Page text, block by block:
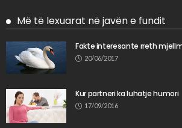
Më të lexuarat në javën e fundit
Fakte interesante rreth
20/06/2017
Kur partneri ka luhatje humori
17/09/2016